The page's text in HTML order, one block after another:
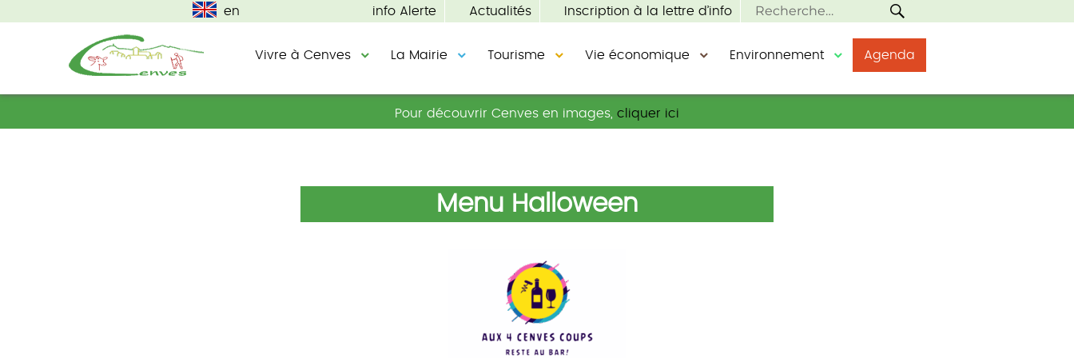
en info Alerte Actualités Inscription à la lettre d’info
Recherche
Cenves
Vivre à Cenves La Mairie Tourisme Vie économique Environnement Agenda
Pour découvrir Cenves en images, cliquer ici
Menu Halloween